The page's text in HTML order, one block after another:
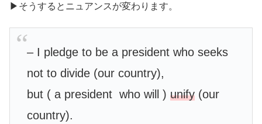
▶︎そうするとニュアンスが変わります。
– I pledge to be a president who seeks
not to divide (our country),
but ( a president who will ) unify(our
country).